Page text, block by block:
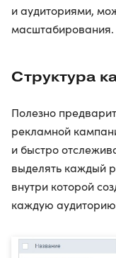
и аудиториями,
масштабирования.
Структура
Полезно
рекламной
и быстро
выделять каждый
внутри которой
каждую